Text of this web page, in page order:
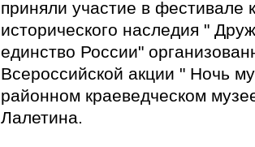
приняли участие в фестивале
исторического наследия "
единство России"
Всероссийской акции " Ночь
районном краеведческом
Лалетина.